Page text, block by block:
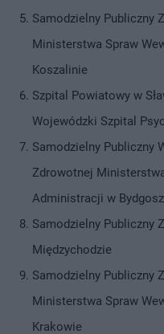
Samodzielny Publiczny
Ministerstwa Spraw
Koszalinie
Szpital Powiatowy w
Wojewódzki Szpital
Samodzielny Publiczny
Zdrowotnej
Administracji w
Samodzielny Publiczny
Międzychodzie
Samodzielny Publiczny
Ministerstwa Spraw
Krakowie